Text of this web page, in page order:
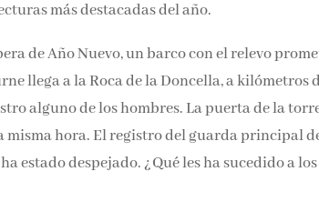
más destacadas del año.
de Año Nuevo, un barco con el relevo
llega a la Roca de la Doncella, a kilómetros
alguno de los hombres. La puerta de la
misma hora. El registro del guarda principal
estado despejado. ¿Qué les ha sucedido a